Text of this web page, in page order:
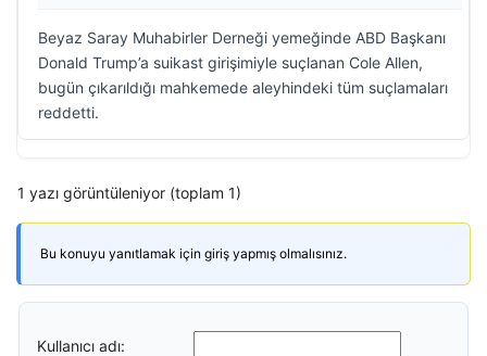
Beyaz Saray Muhabirler Derneği yemeğinde ABD Başkanı
Donald Trump’a suikast girişimiyle suçlanan Cole Allen,
bugün çıkarıldığı mahkemede aleyhindeki tüm suçlamaları
reddetti.
1 yazı görüntüleniyor (toplam 1)
Bu konuyu yanıtlamak için giriş yapmış olmalısınız.
Kullanıcı adı: